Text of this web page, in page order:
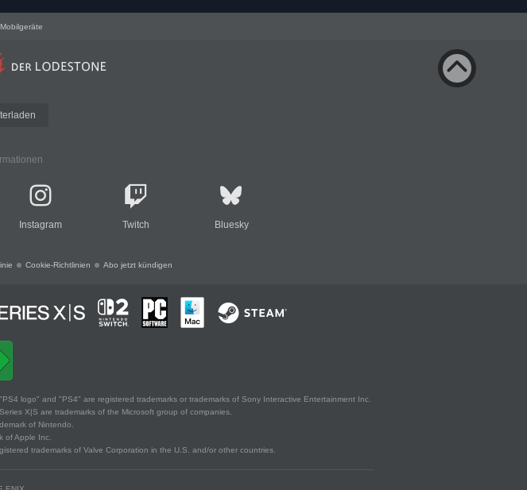
Instagram Twitch Bluesky
Cookie-Richtlinien Abo jetzt kündigen
logo" and "PS4" are registered trademarks or trademarks of Sony Interactive Entertainment Inc.
X|S are trademarks of the Microsoft group of companies.
of Nintendo.
of Apple Inc.
trademarks of Valve Corporation in the U.S. and/or other countries.